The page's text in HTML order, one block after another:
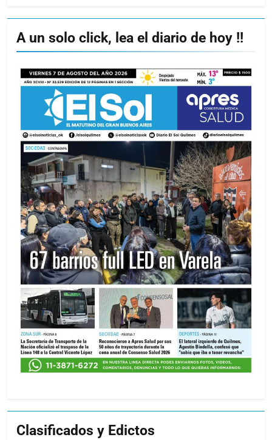
A un solo click, lea el diario de hoy !!
Clasificados y Edictos